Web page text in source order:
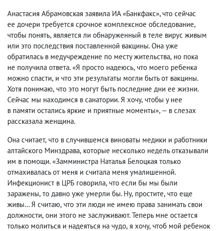
Анастасия Абрамовская заявила ИА «Банкфакс», что сейчас
ее дочери требуется срочное комплексное обследование,
чтобы понять, является ли обнаруженный в теле вирус живым
или это последствия поставленной вакцины. Она уже
обратилась в медучреждение по месту жительства, но пока
не получила ответа. «Я просто надеюсь, что моего ребенка
можно спасти, и что эти результаты могли быть от вакцины.
Хотя понимаю, что это могут быть последние дни ее жизни.
Сейчас мы находимся в санатории. Я хочу, чтобы у нее
в памяти остались яркие и приятные моменты», — в слезах
рассказала женщина.
Она считает, что в случившемся виноваты медики и работники
алтайского Минздрава, которые несколько недель отказывали
им в помощи. «Замминистра Наталья Белоцкая только
отмахивалась от меня и считала меня умалишенной.
Инфекционист в ЦРБ говорила, что если бы мы были
заражены, то давно уже умерли бы. Ну, простите, что еще
живы… Я считаю, что эти люди не имею права занимать свои
должности, они этого не заслуживают. Теперь мне остается
только молиться и надеяться на чудо, я хочу, чтоб мой ребенок